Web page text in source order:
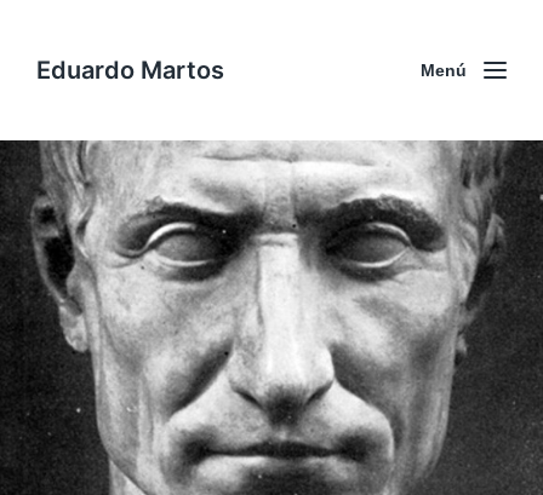
Eduardo Martos Menú